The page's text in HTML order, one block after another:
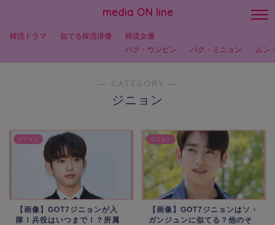
media ON line
韓流ドラマ 似てる韓流俳優
韓流女優
パク・ウンビン
パク・ミニョン ムン
― CATEGORY ―
ジニョン
ジニョン
【画像】GOT7ジニョンが入
隊！兵役はいつまで！？所属
ジニョン
【画像】GOT7ジニョンはソ・
ガンジュンに似てる？他のそ